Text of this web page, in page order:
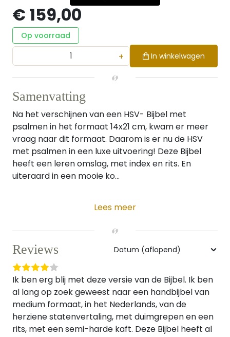
€ 159,00
Op voorraad
+ In winkelwagen
Samenvatting
Na het verschijnen van een HSV- Bijbel met
psalmen in het formaat 14x21 cm, kwam er meer
vraag naar dit formaat. Daarom is er nu de HSV
met psalmen in een luxe uitvoering! Deze Bijbel
heeft een leren omslag, met index en rits. En
uiteraard in een mooie ko...
Lees meer
Reviews
Ik ben erg blij met deze versie van de Bijbel. Ik ben
al lang op zoek geweest naar een handbijbel van
medium formaat, in het Nederlands, van de
herziene statenvertaling, met duimgrepen en een
rits, met een semi-harde kaft. Deze Bijbel heeft al